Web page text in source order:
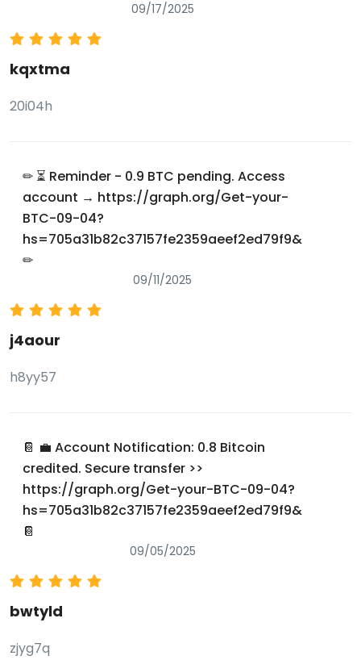
09/17/2025
kqxtma
20i04h
✏ ⏳ Reminder - 0.9 BTC pending. Access
account → https://graph.org/Get-your-
BTC-09-04?
hs=705a31b82c37157fe2359aeef2ed79f9&
✏
09/11/2025
j4aour
h8yy57
📔 💼 Account Notification: 0.8 Bitcoin
credited. Secure transfer >>
https://graph.org/Get-your-BTC-09-04?
hs=705a31b82c37157fe2359aeef2ed79f9&
📔
09/05/2025
bwtyld
zjyg7q